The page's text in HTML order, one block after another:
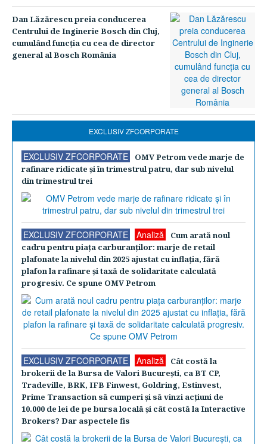
Dan Lăzărescu preia conducerea
Centrului de Inginerie Bosch din Cluj,
cumulând funcţia cu cea de director
general al Bosch România
EXCLUSIV ZFCORPORATE
EXCLUSIV ZFCORPORATE
OMV Petrom vede marje de
rafinare ridicate şi în trimestrul patru, dar sub nivelul
din trimestrul trei
EXCLUSIV ZFCORPORATE Analiză
Cum arată noul
cadru pentru piaţa carburanţilor: marje de retail
plafonate la nivelul din 2025 ajustat cu inflaţia, fără
plafon la rafinare şi taxă de solidaritate calculată
progresiv. Ce spune OMV Petrom
EXCLUSIV ZFCORPORATE Analiză
Cât costă la
brokerii de la Bursa de Valori Bucureşti, ca BT CP,
Tradeville, BRK, IFB Finwest, Goldring, Estinvest,
Prime Transaction să cumperi şi să vinzi acţiuni de
10.000 de lei de pe bursa locală şi cât costă la Interactive
Brokers? Dar aspectele fis